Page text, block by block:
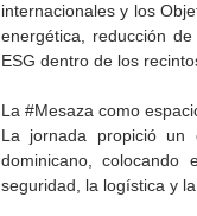
internacionales y los
energética, reducción
ESG dentro de los
La #Mesaza como
La jornada propició
dominicano,
seguridad, la logística y